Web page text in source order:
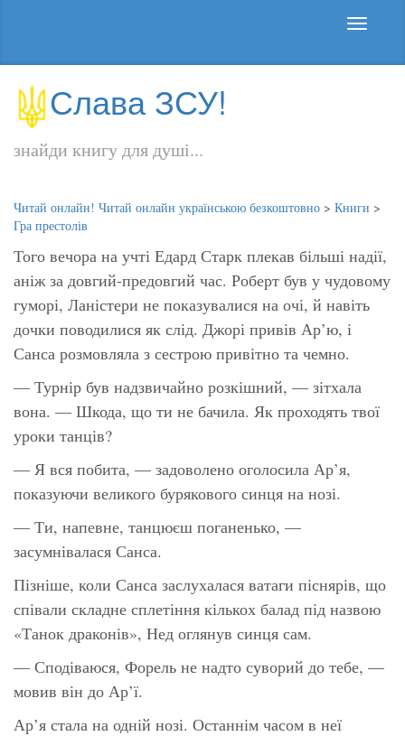
Слава ЗСУ!
знайди книгу для душі...
Читай онлайн! Читай онлайн українською безкоштовно > Книги >
Гра престолів
Того вечора на учті Едард Старк плекав більші надії,
аніж за довгий-предовгий час. Роберт був у чудовому
гуморі, Ланістери не показувалися на очі, й навіть
дочки поводилися як слід. Джорі привів Ар’ю, і
Санса розмовляла з сестрою привітно та чемно.
— Турнір був надзвичайно розкішний, — зітхала
вона. — Шкода, що ти не бачила. Як проходять твої
уроки танців?
— Я вся побита, — задоволено оголосила Ар’я,
показуючи великого бурякового синця на нозі.
— Ти, напевне, танцюєш поганенько, —
засумнівалася Санса.
Пізніше, коли Санса заслухалася ватаги піснярів, що
співали складне сплетіння кількох балад під назвою
«Танок драконів», Нед оглянув синця сам.
— Сподіваюся, Форель не надто суворий до тебе, —
мовив він до Ар’ї.
Ар’я стала на одній нозі. Останнім часом в неї